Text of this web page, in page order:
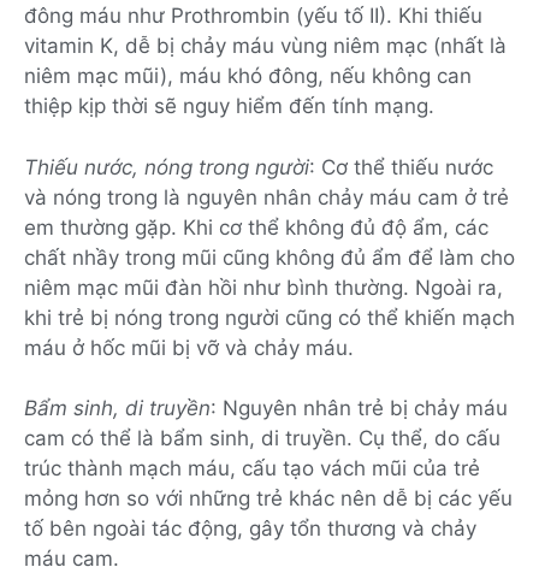
đông máu như Prothrombin (yếu tố II). Khi thiếu
vitamin K, dễ bị chảy máu vùng niêm mạc (nhất là
niêm mạc mũi), máu khó đông, nếu không can
thiệp kịp thời sẽ nguy hiểm đến tính mạng.
Thiếu nước, nóng trong người: Cơ thể thiếu nước
và nóng trong là nguyên nhân chảy máu cam ở trẻ
em thường gặp. Khi cơ thể không đủ độ ẩm, các
chất nhầy trong mũi cũng không đủ ẩm để làm cho
niêm mạc mũi đàn hồi như bình thường. Ngoài ra,
khi trẻ bị nóng trong người cũng có thể khiến mạch
máu ở hốc mũi bị vỡ và chảy máu.
Bẩm sinh, di truyền: Nguyên nhân trẻ bị chảy máu
cam có thể là bẩm sinh, di truyền. Cụ thể, do cấu
trúc thành mạch máu, cấu tạo vách mũi của trẻ
mỏng hơn so với những trẻ khác nên dễ bị các yếu
tố bên ngoài tác động, gây tổn thương và chảy
máu cam.